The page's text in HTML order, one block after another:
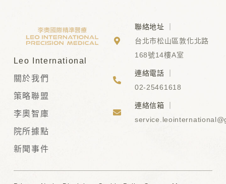
Leo International
關於我們
策略聯盟
李奧智庫
院所據點
新聞事件
聯絡地址
台北市松山區敦化北路
168號14樓A室
連絡電話
02-25461618
連絡信箱